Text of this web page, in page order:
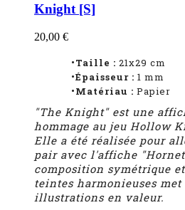
Knight [S]
20,00 €
•Taille : 21x29 cm
•Épaisseur : 1 mm
•Matériau : Papier
"The Knight" est une
hommage au jeu Hollow
Elle a été réalisée pour
pair avec l'affiche
composition symétrique
teintes harmonieuses met
illustrations en valeur.